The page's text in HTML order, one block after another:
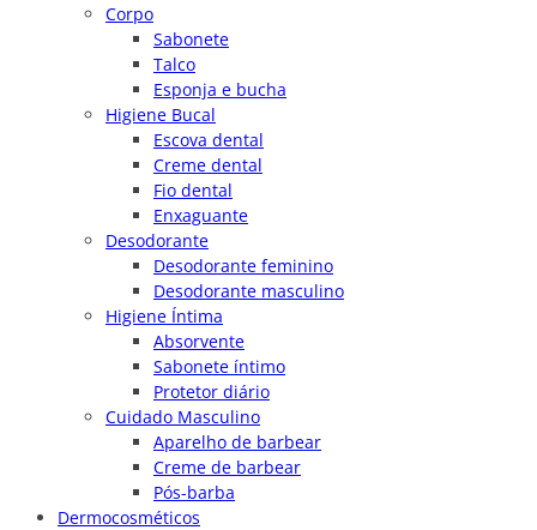
Corpo
Sabonete
Talco
Esponja e bucha
Higiene Bucal
Escova dental
Creme dental
Fio dental
Enxaguante
Desodorante
Desodorante feminino
Desodorante masculino
Higiene Íntima
Absorvente
Sabonete íntimo
Protetor diário
Cuidado Masculino
Aparelho de barbear
Creme de barbear
Pós-barba
Dermocosméticos